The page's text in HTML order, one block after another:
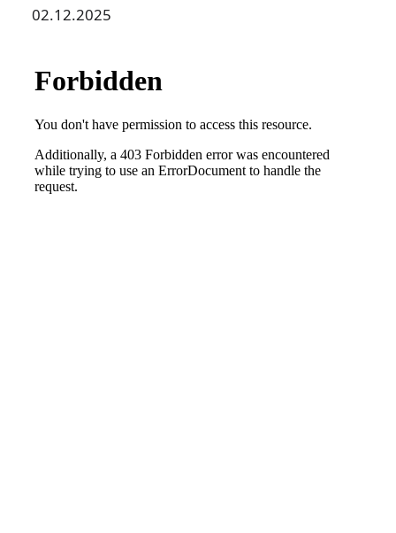
02.12.2025